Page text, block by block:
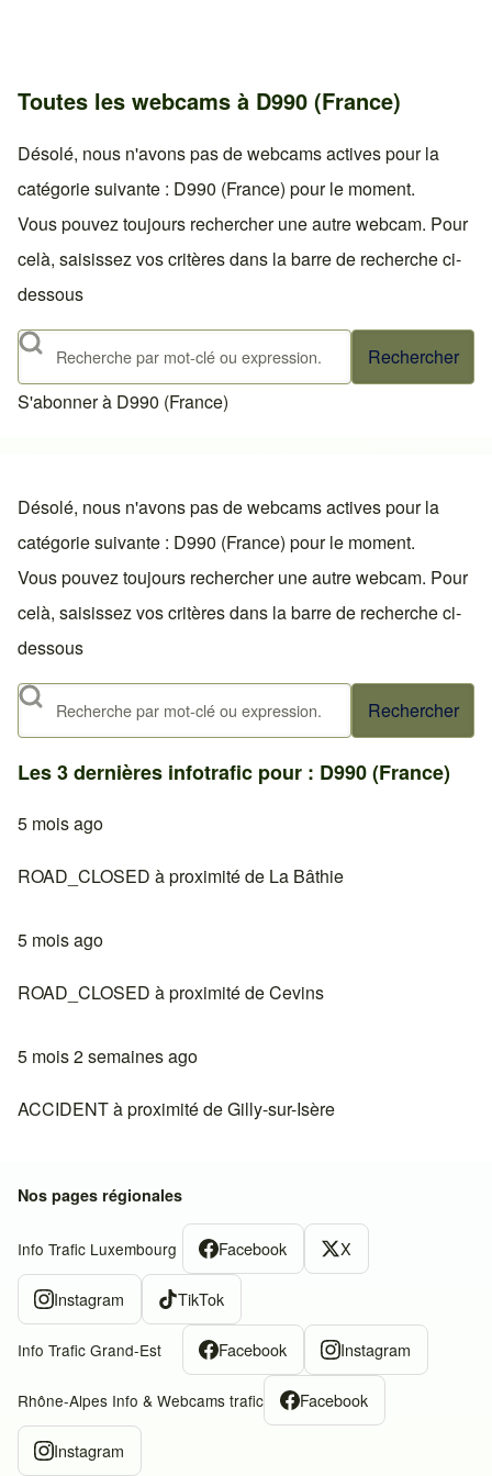
Toutes les webcams à D990 (France)
Désolé, nous n'avons pas de webcams actives pour la
catégorie suivante : D990 (France) pour le moment.
Vous pouvez toujours rechercher une autre webcam. Pour
celà, saisissez vos critères dans la barre de recherche ci-
dessous
Rechercher
S'abonner à D990 (France)
Désolé, nous n'avons pas de webcams actives pour la
catégorie suivante : D990 (France) pour le moment.
Vous pouvez toujours rechercher une autre webcam. Pour
celà, saisissez vos critères dans la barre de recherche ci-
dessous
Rechercher
Les 3 dernières infotrafic pour : D990 (France)
5 mois ago
ROAD_CLOSED à proximité de La Bâthie
5 mois ago
ROAD_CLOSED à proximité de Cevins
5 mois 2 semaines ago
ACCIDENT à proximité de Gilly-sur-Isère
Nos pages régionales
Info Trafic Luxembourg Facebook X
Instagram TikTok
Info Trafic Grand-Est Facebook Instagram
Rhône-Alpes Info & Webcams trafic Facebook
Instagram